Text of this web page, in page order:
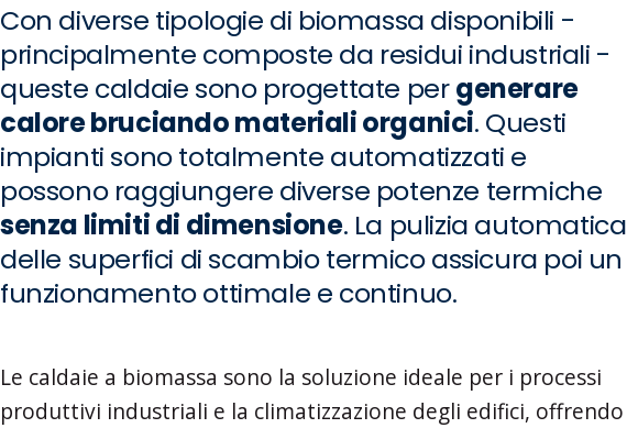
Con diverse tipologie di biomassa disponibili -
principalmente composte da residui industriali -
queste caldaie sono progettate pergenerare
calore bruciando materiali organici. Questi
impianti sono totalmente automatizzati e
possono raggiungere diverse potenze termiche
senza limiti di dimensione. La pulizia automatica
delle superfici di scambio termico assicura poi un
funzionamento ottimale e continuo.
Le caldaie a biomassa sono la soluzione ideale per i processi
produttivi industriali e la climatizzazione degli edifici, offrendo